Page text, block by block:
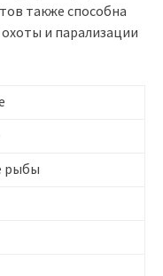
также способна
и парализации
рыбы